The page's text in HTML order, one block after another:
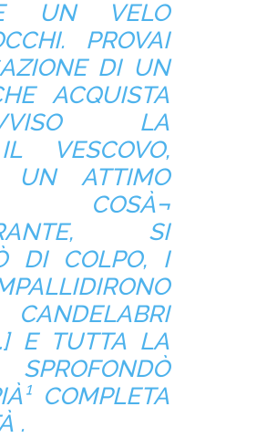
UN VELO
PROVAI
DI UN
ACQUISTA
LA
VESCOVO,
ATTIMO
COSÀ¬
SI
DI COLPO, I
E TUTTA LA
COMPLETA
.